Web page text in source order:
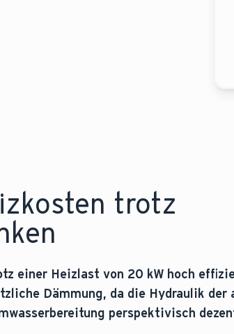
trotz
einer Heizlast von 20 kW hoch
Dämmung, da die Hydraulik der
perspektivisch